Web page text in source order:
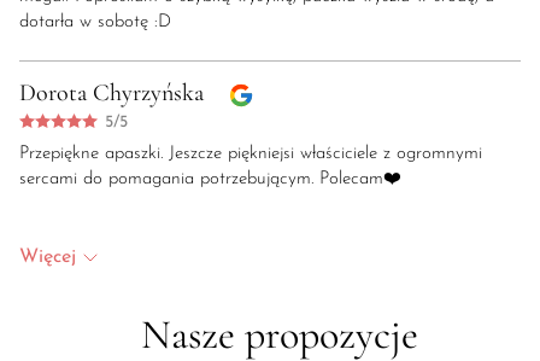
dotarła w sobotę :D
Dorota Chyrzyńska
5/5
Przepiękne apaszki. Jeszcze piękniejsi właściciele z ogromnymi
sercami do pomagania potrzebującym. Polecam❤️
Więcej
Nasze propozycje